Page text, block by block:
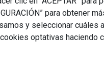
para obtener
y seleccionar cuáles
optativas haciendo